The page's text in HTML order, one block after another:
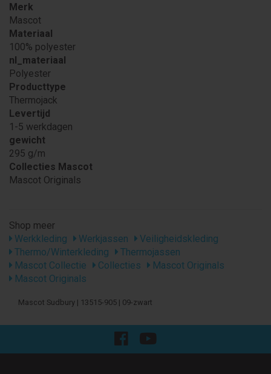
Merk
Mascot
Materiaal
100% polyester
nl_materiaal
Polyester
Producttype
Thermojack
Levertijd
1-5 werkdagen
gewicht
295 g/m
Collecties Mascot
Mascot Originals
Shop meer
Werkkleding
Werkjassen
Veiligheidskleding
Thermo/Winterkleding
Thermojassen
Mascot Collectie
Collecties
Mascot Originals
Mascot Originals
Mascot Sudbury | 13515-905 | 09-zwart